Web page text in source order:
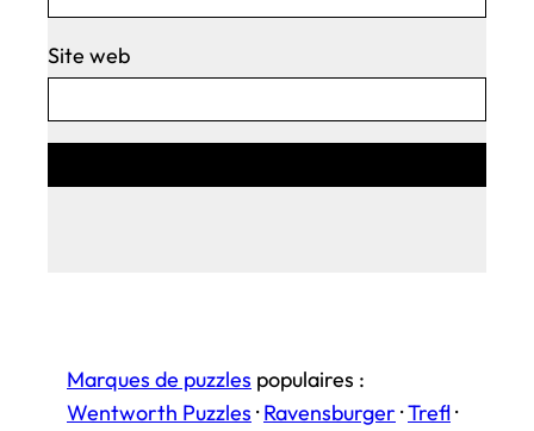
Site web
Marques de puzzles populaires :
Wentworth Puzzles ·Ravensburger ·Trefl·